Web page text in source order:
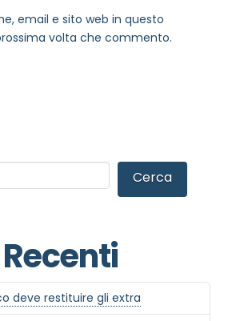
email e sito web in questo
volta che commento.
Cerca
deve restituire gli extra